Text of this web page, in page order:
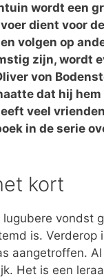
wordt een
dient voor
volgen op
zijn, wordt
von
dat hij
veel
in de serie
kort
vondst
is. Verderop
aangetroffen.
Het is een